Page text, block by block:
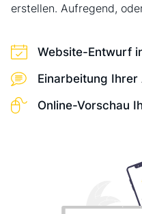
erstellen. Aufregend,
Website-Entwurf
Einarbeitung
Online-Vorschau